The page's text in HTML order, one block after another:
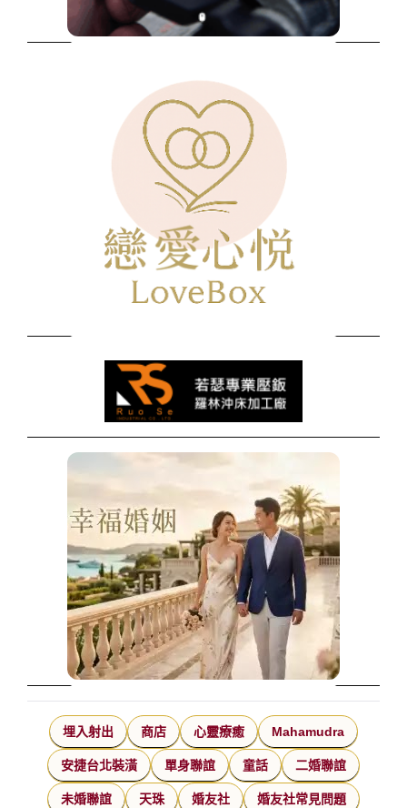
埋入射出 商店 心靈療癒 Mahamudra
安捷台北裝潢 單身聯誼 童話 二婚聯誼
未婚聯誼 天珠 婚友社 婚友社常見問題